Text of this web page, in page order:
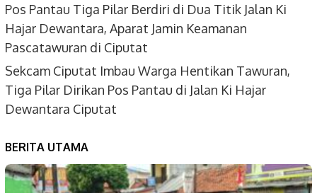
Pos Pantau Tiga Pilar Berdiri di Dua Titik Jalan Ki
Hajar Dewantara, Aparat Jamin Keamanan
Pascatawuran di Ciputat
Sekcam Ciputat Imbau Warga Hentikan Tawuran,
Tiga Pilar Dirikan Pos Pantau di Jalan Ki Hajar
Dewantara Ciputat
BERITA UTAMA